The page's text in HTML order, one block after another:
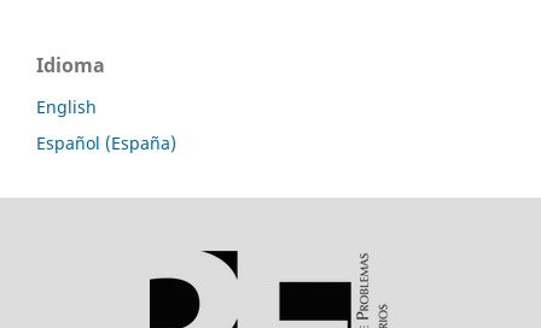
Idioma
English
Español (España)